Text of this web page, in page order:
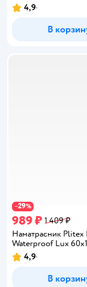
Рейтинг:
4,9
В
−29%
989 ₽ 1 409 ₽
Наматрасник Plitex
Waterproof Lux
Рейтинг:
4,9
В